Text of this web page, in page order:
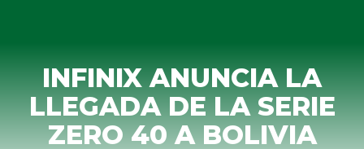
INFINIX ANUNCIA LA
LLEGADA DE LA SERIE
ZERO 40 A BOLIVIA